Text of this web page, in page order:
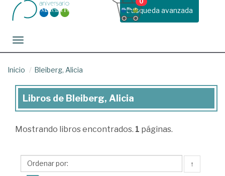
Busqueda avanzada
Toggle navigation
Inicio Bleiberg, Alicia
Libros
Bleiberg,
Libros de Bleiberg, Alicia
Mostrando libros encontrados. 1 páginas.
↑